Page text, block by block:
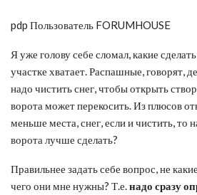
pdp Пользователь FORUMHOUSE
Я уже голову себе сломал, какие
участке хватает. Распашные, говорят,
надо чистить снег, чтобы открыть
ворота может перекосить. Из плюсов
меньше места, снег, если и чистить, то
ворота лучше сделать?
Правильнее задать себе вопрос, не
чего они мне нужны? Т.е.надо сразу